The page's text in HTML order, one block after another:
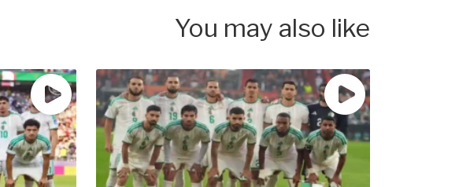
You may also like